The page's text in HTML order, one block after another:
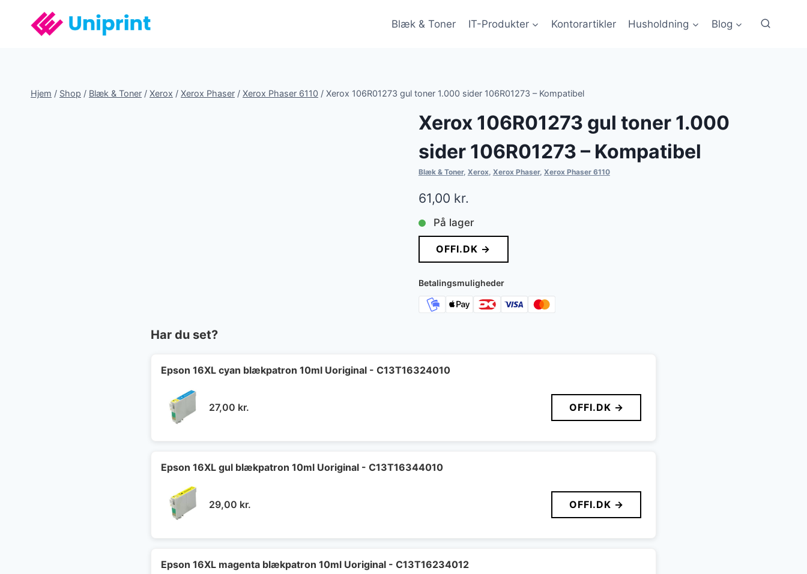
Blæk & Toner IT-Produkter Kontorartikler Husholdning Blog
Hjem / Shop / Blæk & Toner / Xerox / Xerox Phaser / Xerox Phaser 6110 / Xerox 106R01273 gul toner 1.000 sider 106R01273 – Kompatibel
Xerox 106R01273 gul toner 1.000
sider 106R01273 – Kompatibel
Blæk & Toner, Xerox, Xerox Phaser, Xerox Phaser 6110
61,00 kr.
På lager
OFFI.DK →
Betalingsmuligheder
Har du set?
Epson 16XL cyan blækpatron 10ml Uoriginal - C13T16324010
27,00 kr. OFFI.DK →
Epson 16XL gul blækpatron 10ml Uoriginal - C13T16344010
29,00 kr. OFFI.DK →
Epson 16XL magenta blækpatron 10ml Uoriginal - C13T16234012